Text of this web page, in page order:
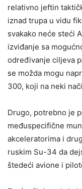
relativno jeftin
iznad trupa u vidu
svakako neće steći
izviđanje sa
određivanje ciljeva
se možda mogu
300, koji na neki
Drugo, potrebno je
međuspecifične
akceleratorima i
ruskim Su-34 da
štedeći avione i